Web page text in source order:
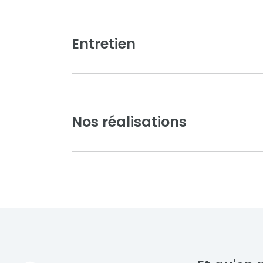
Vert pâle Brun noisette
Vous souhaitez sublimer
chaque détail est pensé
Entretien
Nos réalisations